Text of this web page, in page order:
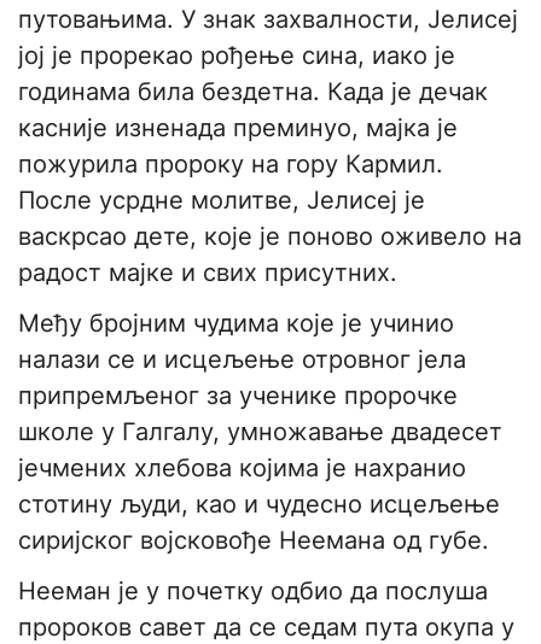
путовањима. У знак захвалности, Јелисеј
јој је прорекао рођење сина, иако је
годинама била бездетна. Када је дечак
касније изненада преминуо, мајка је
пожурила пророку на гору Кармил.
После усрдне молитве, Јелисеј је
васкрсао дете, које је поново оживело на
радост мајке и свих присутних.
Међу бројним чудима које је учинио
налази се и исцељење отровног јела
припремљеног за ученике пророчке
школе у Галгалу, умножавање двадесет
јечмених хлебова којима је нахранио
стотину људи, као и чудесно исцељење
сиријског војсковође Неемана од губе.
Нееман је у почетку одбио да послуша
пророков савет да се седам пута окупа у